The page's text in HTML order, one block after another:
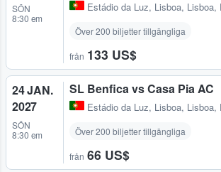
SÖN
8:30 em
Estádio da Luz, Lisboa, Lisboa,
Över 200 biljetter tillgängliga
från 133 US$
24 JAN.
2027
SÖN
8:30 em
SL Benfica vs Casa Pia AC
Estádio da Luz, Lisboa, Lisboa,
Över 200 biljetter tillgängliga
från 66 US$